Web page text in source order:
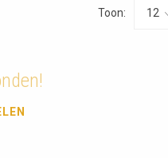
Toon: